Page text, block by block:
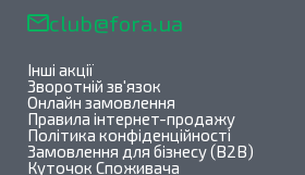
club@fora.ua
Інші акції
Зворотній зв'язок
Онлайн замовлення
Правила інтернет-продажу
Політика конфіденційності
Замовлення для бізнесу (B2B)
Куточок Споживача